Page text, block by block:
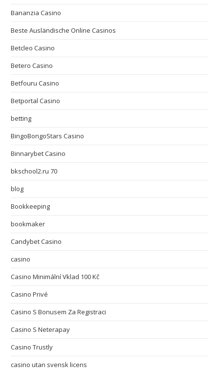
Bananzia Casino
Beste Ausländische Online Casinos
Betcleo Casino
Betero Casino
Betfouru Casino
Betportal Casino
betting
BingoBongoStars Casino
Binnarybet Casino
bkschool2.ru 70
blog
Bookkeeping
bookmaker
Candybet Casino
casino
Casino Minimální Vklad 100 Kč
Casino Privé
Casino S Bonusem Za Registraci
Casino S Neterapay
Casino Trustly
casino utan svensk licens